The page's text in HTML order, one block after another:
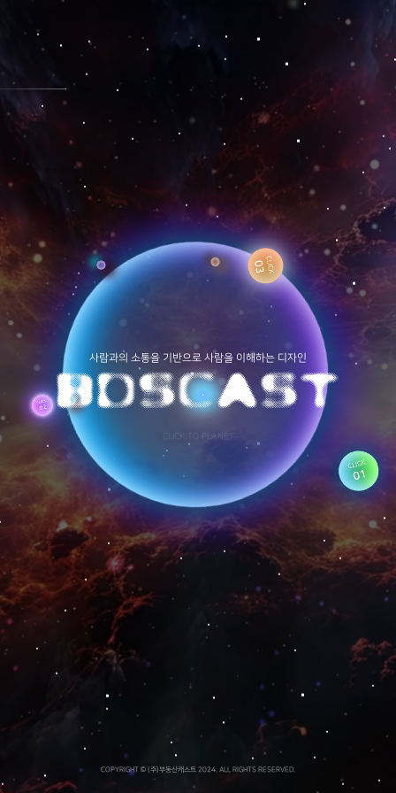
CLICK
01
CLICK
02
CLICK
03
사람과의 소통을 기반으로 사람을 이해하는 디자인
BDSCAST
CLICK TO PLANET
COPYRIGHT © (주)부동산캐스트 2024. ALL RIGHTS RESERVED.